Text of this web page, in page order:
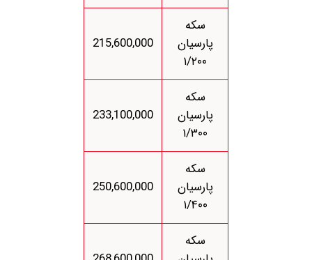
سکه
پارسیان
۱/۲۰۰
215,600,000
سکه
پارسیان
۱/۳۰۰
233,100,000
سکه
پارسیان
۱/۴۰۰
250,600,000
سکه